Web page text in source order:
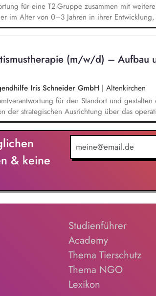
für eine T2-Gruppe zusammen mit
im Alter von 0–3 Jahren in ihrer
Prozesse und bereichern Sie die offen
Sie die Wünsche, Interessen und
Arbeit. Sie wirken an einer starken und
mit.
(m/w/d) – Aufbau
Iris Schneider GmbH | Altenkirchen
für den Standort und gestalten
der strategischen Ausrichtung über das
und Weiterentwicklung Ihres Teams. In
das therapeutische Team mit Kompetenz und
und bringen sich maßgeblich in die
Therapieangebote sowie
und eine bestmögliche Versorgung.
& keine
Studienführer
Academy
Thema Tierschutz
Thema NGO
Lexikon